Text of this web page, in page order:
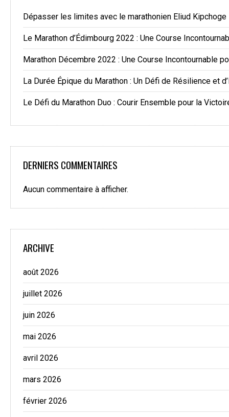
Dépasser les limites avec le marathonien Eliud Kipchoge
Le Marathon d’Édimbourg 2022 : Une Course
Marathon Décembre 2022 : Une Course Incontournable
La Durée Épique du Marathon : Un Défi de Résilience et
Le Défi du Marathon Duo : Courir Ensemble pour la
DERNIERS COMMENTAIRES
Aucun commentaire à afficher.
ARCHIVE
août 2026
juillet 2026
juin 2026
mai 2026
avril 2026
mars 2026
février 2026